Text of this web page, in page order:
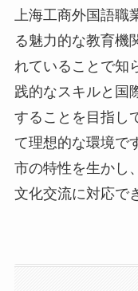
て理想的な環境
市の特性を生かし
文化交流に対応で
大学の概要